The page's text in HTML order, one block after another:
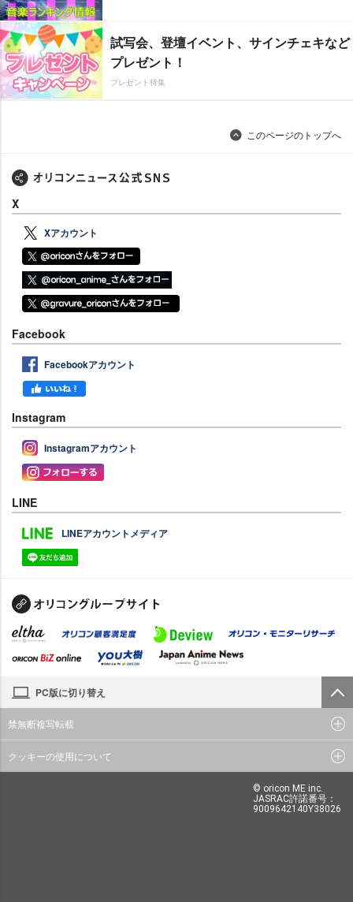
試写会、登壇イベント、サインチェキなど
プレゼント！
プレゼント特集
このページのトップへ
X
Xアカウント
Facebook
Facebookアカウント
Instagram
Instagramアカウント
LINE
LINEアカウントメディア
PC版に切り替え
禁無断複写転載
クッキーの使用について
© oricon ME inc.
JASRAC許諾番号：
9009642140Y38026